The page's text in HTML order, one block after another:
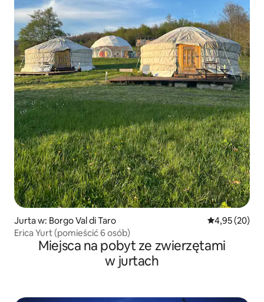
Jurta w: Borgo Val di Taro Średnia
4,95 (20)
Erica Yurt (pomieścić 6 osób)
Miejsca na pobyt ze zwierzętami
w jurtach